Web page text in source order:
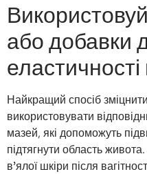
або добавки
еластичності
Найкращий спосіб
використовувати
мазей, які допоможуть
підтягнути область живота.
в’ялої шкіри після